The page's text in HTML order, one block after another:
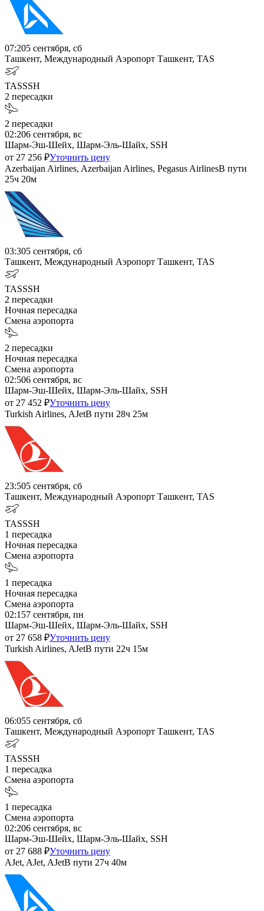
07:205 сентября, сб
Ташкент, Международный Аэропорт Ташкент, TAS
TASSSH
2 пересадки
2 пересадки
02:206 сентября, вс
Шарм-Эш-Шейх, Шарм-Эль-Шайх, SSH
от 27 256 ₽Уточнить цену
Azerbaijan Airlines, Azerbaijan Airlines, Pegasus AirlinesВ пути
25ч 20м
03:305 сентября, сб
Ташкент, Международный Аэропорт Ташкент, TAS
TASSSH
2 пересадки
Ночная пересадка
Смена аэропорта
2 пересадки
Ночная пересадка
Смена аэропорта
02:506 сентября, вс
Шарм-Эш-Шейх, Шарм-Эль-Шайх, SSH
от 27 452 ₽Уточнить цену
Turkish Airlines, AJetВ пути 28ч 25м
23:505 сентября, сб
Ташкент, Международный Аэропорт Ташкент, TAS
TASSSH
1 пересадка
Ночная пересадка
Смена аэропорта
1 пересадка
Ночная пересадка
Смена аэропорта
02:157 сентября, пн
Шарм-Эш-Шейх, Шарм-Эль-Шайх, SSH
от 27 658 ₽Уточнить цену
Turkish Airlines, AJetВ пути 22ч 15м
06:055 сентября, сб
Ташкент, Международный Аэропорт Ташкент, TAS
TASSSH
1 пересадка
Смена аэропорта
1 пересадка
Смена аэропорта
02:206 сентября, вс
Шарм-Эш-Шейх, Шарм-Эль-Шайх, SSH
от 27 688 ₽Уточнить цену
AJet, AJet, AJetВ пути 27ч 40м